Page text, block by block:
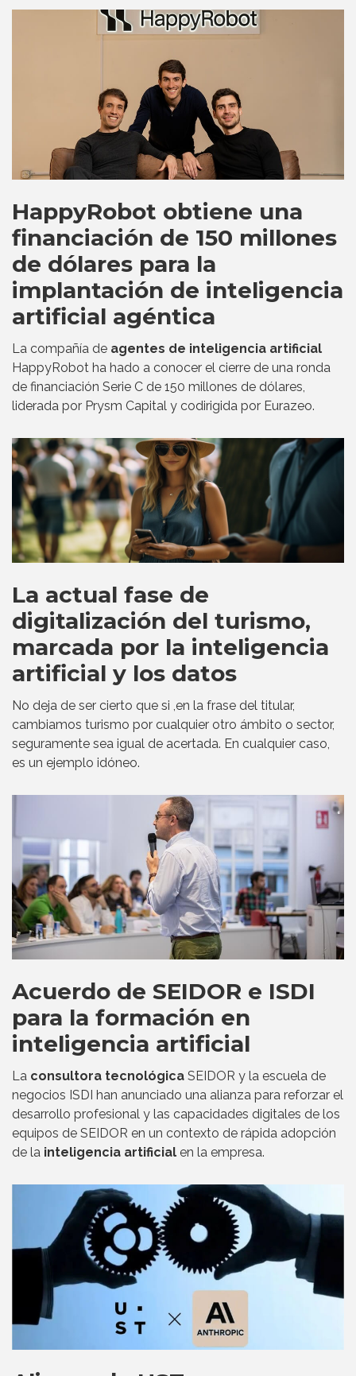
HappyRobot obtiene una
financiación de 150 millones
de dólares para la
implantación de inteligencia
artificial agéntica
La compañía de agentes de inteligencia artificial
HappyRobot ha hado a conocer el cierre de una ronda
de financiación Serie C de 150 millones de dólares,
liderada por Prysm Capital y codirigida por Eurazeo.
La actual fase de
digitalización del turismo,
marcada por la inteligencia
artificial y los datos
No deja de ser cierto que si ,en la frase del titular,
cambiamos turismo por cualquier otro ámbito o sector,
seguramente sea igual de acertada. En cualquier caso,
es un ejemplo idóneo.
Acuerdo de SEIDOR e ISDI
para la formación en
inteligencia artificial
La consultora tecnológica SEIDOR y la escuela de
negocios ISDI han anunciado una alianza para reforzar el
desarrollo profesional y las capacidades digitales de los
equipos de SEIDOR en un contexto de rápida adopción
de la inteligencia artificial en la empresa.